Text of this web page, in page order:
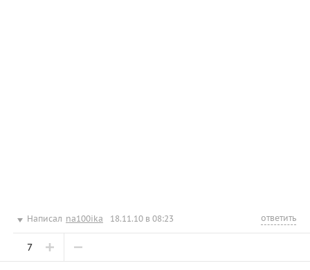
Написал na100ika 18.11.10 в 08:23 ответить
7